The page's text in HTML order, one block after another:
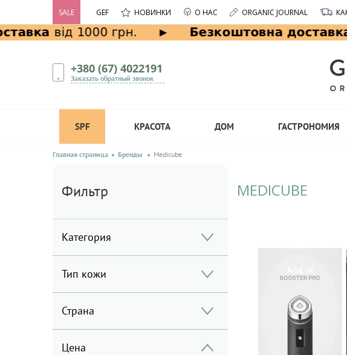
SALE GEF НОВИНКИ О НАС ORGANIC JOURNAL
+380 (67) 4022191
Заказать обратный звонок
SPF КРАСОТА ДОМ ГАСТРОНОМИЯ
Главная страница Бренды Medicube
Фильтр
Категория
Тип кожи
Страна
Цена
MEDICUBE